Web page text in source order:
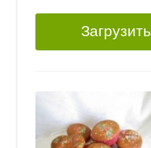
Загрузить